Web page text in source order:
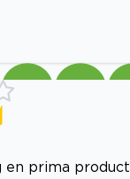
prima product.